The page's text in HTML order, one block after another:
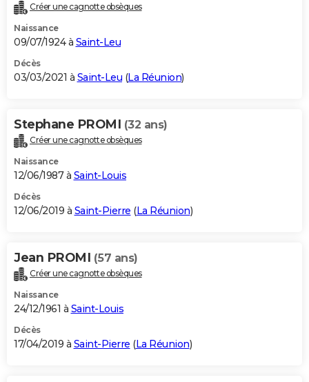
Créer une cagnotte obsèques
Naissance
09/07/1924 à Saint-Leu
Décès
03/03/2021 à Saint-Leu (La Réunion)
Stephane PROMI (32 ans)
Créer une cagnotte obsèques
Naissance
12/06/1987 à Saint-Louis
Décès
12/06/2019 à Saint-Pierre (La Réunion)
Jean PROMI (57 ans)
Créer une cagnotte obsèques
Naissance
24/12/1961 à Saint-Louis
Décès
17/04/2019 à Saint-Pierre (La Réunion)